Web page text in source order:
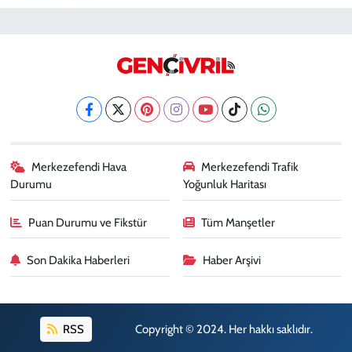
Merkezefendi Hava
Durumu
Merkezefendi Trafik
Yoğunluk Haritası
Puan Durumu ve Fikstür Tüm Manşetler
Son Dakika Haberleri Haber Arşivi
RSS Copyright © 2024. Her hakkı saklıdır.